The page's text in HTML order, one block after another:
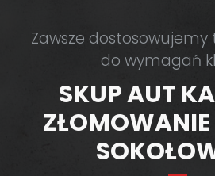
Zawsze
do wymagań
SKUP AUT